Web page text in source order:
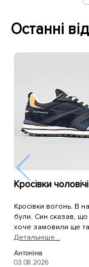
Останні
Кросівки вогонь. В
були. Син сказав, що
хоче замовили ще
Детальнiше...
Антоніна
03.08.2026